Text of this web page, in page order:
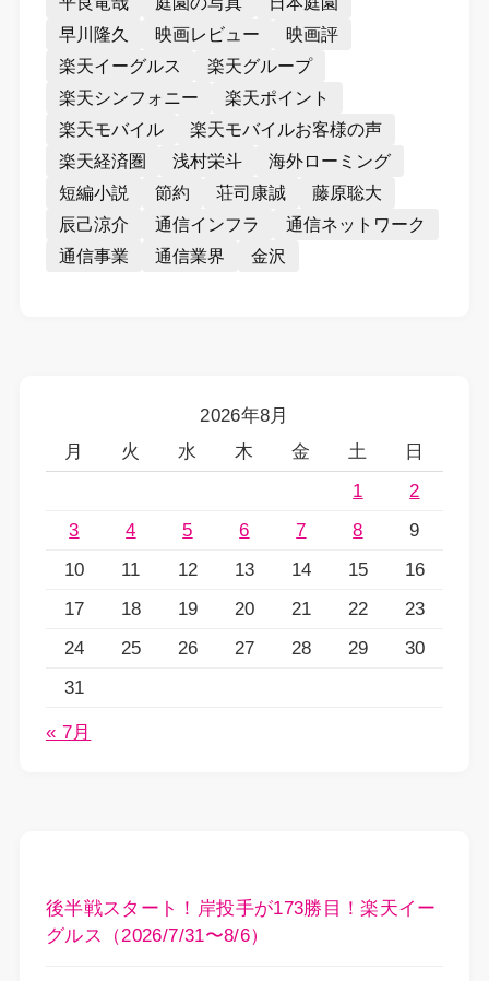
早川隆久
映画レビュー
映画評
楽天イーグルス
楽天グループ
楽天シンフォニー
楽天ポイント
楽天モバイル
楽天モバイルお客様の声
楽天経済圏
浅村栄斗
海外ローミング
短編小説
節約 荘司康誠
藤原聡大
辰己涼介
通信インフラ
通信ネットワーク
通信事業
通信業界 金沢
2026年8月
月
火 水 木 金 土
日
1
2
3
4 5 6 7 8
9
10
11 12 13 14 15
16
17
18 19 20 21 22
23
24
25 26 27 28 29
30
31
« 7月
後半戦スタート！岸投手が173勝目！楽天イー
グルス（2026/7/31〜8/6）